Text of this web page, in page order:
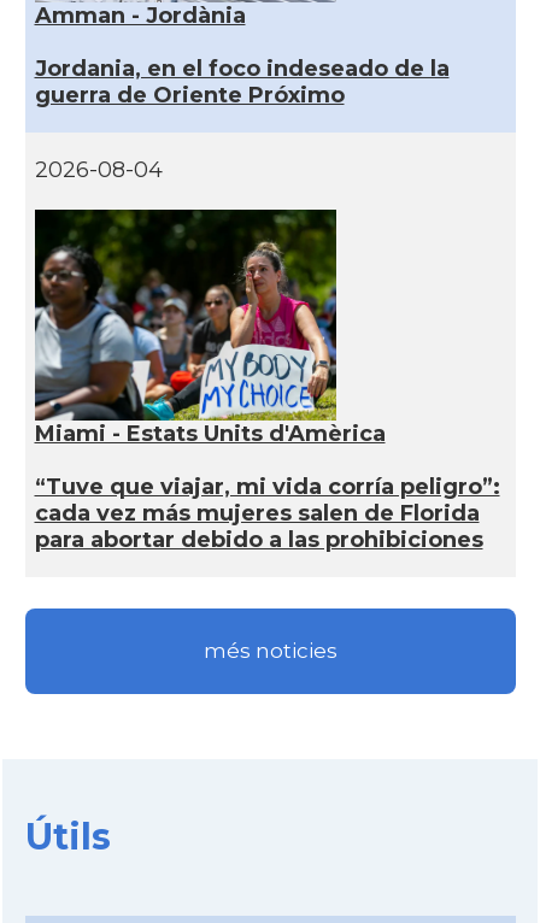
Amman - Jordània
Jordania, en el foco indeseado de la
guerra de Oriente Próximo
2026-08-04
Miami - Estats Units d'Amèrica
“Tuve que viajar, mi vida corría peligro”:
cada vez más mujeres salen de Florida
para abortar debido a las prohibiciones
més noticies
Útils